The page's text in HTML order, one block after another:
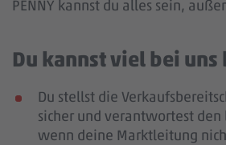
PENNY kannst du alles sein,
Du kannst viel bei uns
Du stellst die
sicher und verantwortest
wenn deine Marktleitung